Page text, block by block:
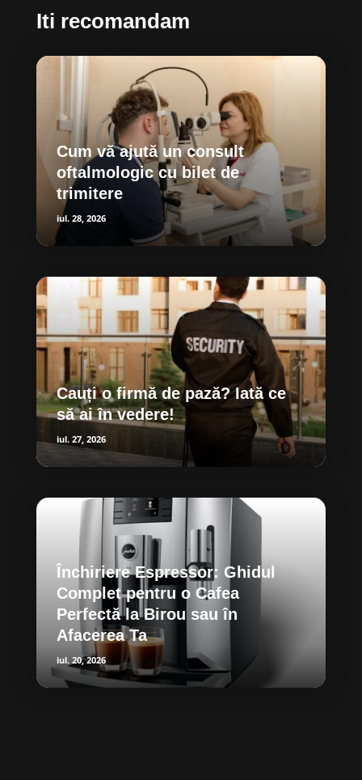
Iti recomandam
Cum vă ajută un consult
oftalmologic cu bilet de
trimitere
iul. 28, 2026
Cauți o firmă de pază? Iată ce
să ai în vedere!
iul. 27, 2026
Închiriere Espressor: Ghidul
Complet pentru o Cafea
Perfectă la Birou sau în
Afacerea Ta
iul. 20, 2026